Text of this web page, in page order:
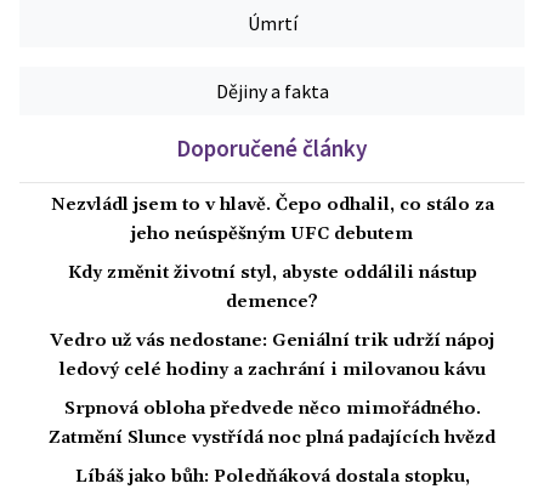
Úmrtí
Dějiny a fakta
Doporučené články
Nezvládl jsem to v hlavě. Čepo odhalil, co stálo za
jeho neúspěšným UFC debutem
Kdy změnit životní styl, abyste oddálili nástup
demence?
Vedro už vás nedostane: Geniální trik udrží nápoj
ledový celé hodiny a zachrání i milovanou kávu
Srpnová obloha předvede něco mimořádného.
Zatmění Slunce vystřídá noc plná padajících hvězd
Líbáš jako bůh: Poledňáková dostala stopku,